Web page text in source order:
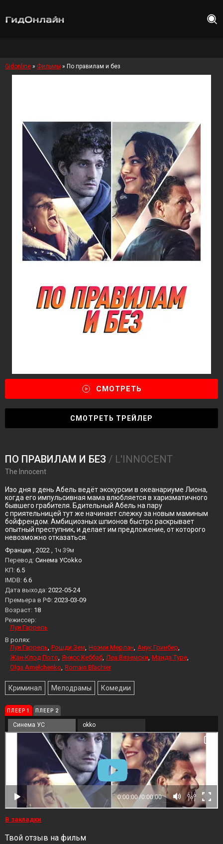
Gidonline » Фильмы » По правилам и без
СМОТРЕТЬ
СМОТРЕТЬ ТРЕЙЛЕР
ПО ПРАВИЛАМ И БЕЗ / L'INNOCENT
The Innocent
Изо дня в день Абель ведёт экскурсии в океанариуме Лиона,
когда его импульсивная мама влюбляется в харизматичного
бывшего грабителя. Бдительный Абель на пару
с приятельницей тут же начинает слежку за новым маминым
бойфрендом. Амбициозных шпионов быстро раскрывает
опытный преступник, и делает им предложение, от которого
невозможно отказаться.
Франция , 2022 , 1ч 39м
Перевод: Синема УСokko
KП: 6.5
IMDB: 6.6
Дата выхода: 2022-05-24
Премьера в РФ: 2023-03-09
Возраст: 18
Режиссер:
Луи Гаррель
В ролях:
Луи Гаррель Рошди Зем Ноэми Мерлан Анук Гринбер
Жан-Клод Пото Янисс Кеббаб Леа Вяземски Манда Туре
Olga Amelchenko Romain Blachier
Криминал Мелодрамы Комедии
ПЛЕЕР 1 ПЛЕЕР 2
Синема УС okko
В закладки
Твой отзыв на фильм